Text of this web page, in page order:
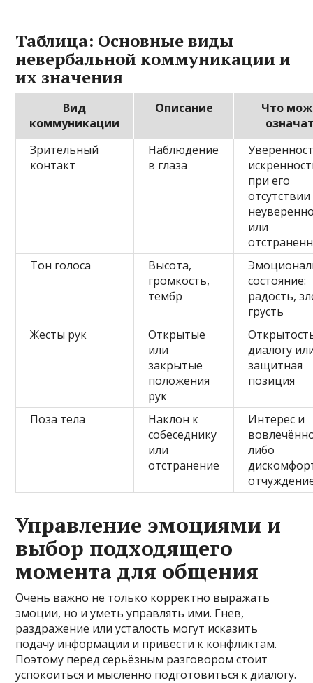
Таблица: Основные виды
невербальной коммуникации и
их значения
Вид
коммуникации
Описание
Что
Зрительный
контакт
Наблюдение
в глаза
при его
отсутствии
или
Тон голоса
Высота,
громкость,
тембр
состояние:
радость,
грусть
Жесты рук
Открытые
или
закрытые
положения
рук
диалогу
защитная
позиция
Поза тела
Наклон к
собеседнику
или
отстранение
Интерес и
либо
Управление эмоциями и
выбор подходящего
момента для общения
Очень важно не только корректно выражать
эмоции, но и уметь управлять ими. Гнев,
раздражение или усталость могут исказить
подачу информации и привести к конфликтам.
Поэтому перед серьёзным разговором стоит
успокоиться и мысленно подготовиться к диалогу.